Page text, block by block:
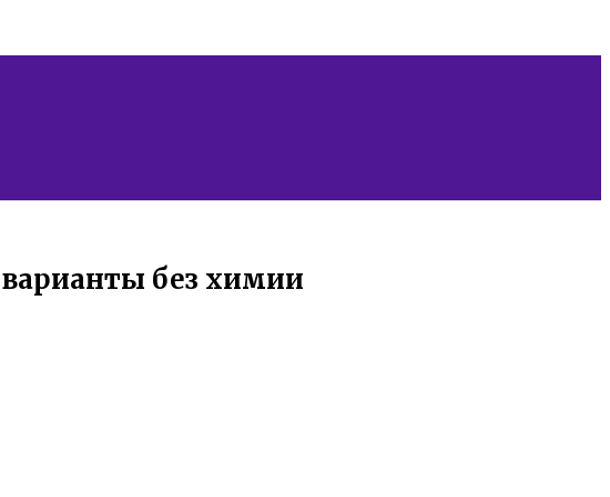
без химии